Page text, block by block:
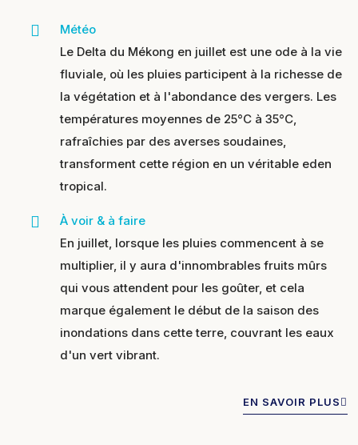
Météo
Le Delta du Mékong en juillet est une ode à la vie
fluviale, où les pluies participent à la richesse de
la végétation et à l'abondance des vergers. Les
températures moyennes de 25°C à 35°C,
rafraîchies par des averses soudaines,
transforment cette région en un véritable eden
tropical.
À voir & à faire
En juillet, lorsque les pluies commencent à se
multiplier, il y aura d'innombrables fruits mûrs
qui vous attendent pour les goûter, et cela
marque également le début de la saison des
inondations dans cette terre, couvrant les eaux
d'un vert vibrant.
EN SAVOIR PLUS